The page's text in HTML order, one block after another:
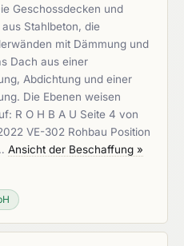
Geschossdecken und
Stahlbeton, die
mit Dämmung und
Dach aus einer
Abdichtung und einer
Die Ebenen weisen
R O H B A U Seite 4 von
VE-302 Rohbau Position
Ansicht der Beschaffung »